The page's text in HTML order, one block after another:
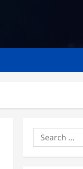
Search
for: